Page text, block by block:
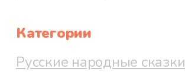
Категории
Русские народные сказки